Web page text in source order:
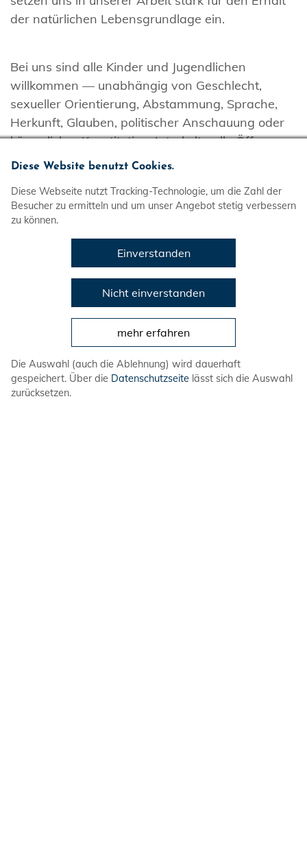
der natürlichen Lebensgrundlage ein.
Bei uns sind alle Kinder und Jugendlichen
willkommen — unabhängig von Geschlecht,
sexueller Orientierung, Abstammung, Sprache,
Herkunft, Glauben, politischer Anschauung oder
körperlicher Konstitution. Interkulturelle Öffnung
und Inklusion sind für uns nicht nur Schlagworte,
Kulturelle Vielfalt in unseren Gruppen sowie in der
Gesellschaft sehen wir als Chance und
Diese Website benutzt Cookies.
Diese Webseite nutzt Tracking-Technologie, um die Zahl der
Besucher zu ermitteln und um unser Angebot stetig verbessern
zu können.
Einverstanden
Nicht einverstanden
mehr erfahren
Die Auswahl (auch die Ablehnung) wird dauerhaft
gespeichert. Über die Datenschutzseite lässt sich die Auswahl
zurücksetzen.